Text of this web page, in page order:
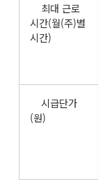
최대 근로
시간(월(주)별
시간)
시급단가
(원)